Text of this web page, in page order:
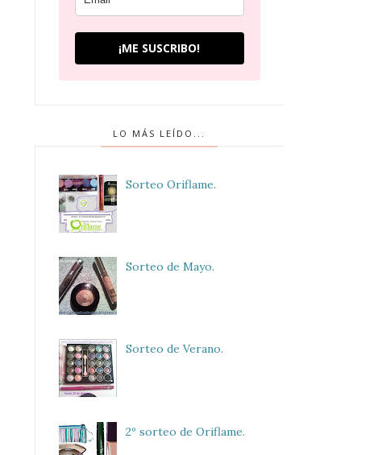
¡ME SUSCRIBO!
LO MÁS LEÍDO...
Sorteo Oriflame.
Sorteo de Mayo.
Sorteo de Verano.
2º sorteo de Oriflame.